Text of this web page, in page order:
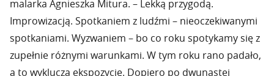
malarka Agnieszka Mitura. – Lekką przygodą.
Improwizacją. Spotkaniem z ludźmi – nieoczekiwanymi
spotkaniami. Wyzwaniem – bo co roku spotykamy się z
zupełnie różnymi warunkami. W tym roku rano padało,
a to wyklucza ekspozycję. Dopiero po dwunastej